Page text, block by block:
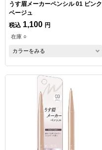
うす眉メーカーペンシル 01 ピンク
ベージュ
税込 1,100 円
在庫 ○
カラーをみる